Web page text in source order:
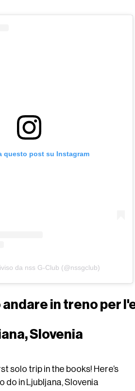
questo post su Instagram
da nss G-Club (@nssgclub)
andare in treno per
Slovenia
solo trip in the books! Here’s
do in Ljubljana, Slovenia